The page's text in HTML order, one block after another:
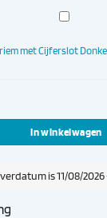
Decent
met
met Cijferslot
In winkelwagen
is 11/08/2026